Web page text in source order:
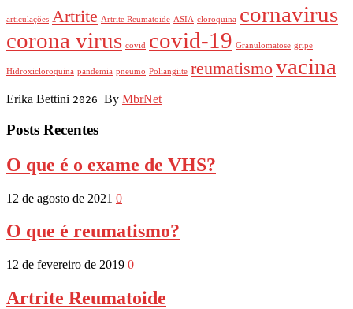
articulações Artrite Artrite Reumatoide ASIA cloroquina cornavirus
corona virus covid covid-19 Granulomatose gripe
Hidroxicloroquina pandemia pneumo Poliangiite reumatismovacina
Erika Bettini 2026 By MbrNet
Posts Recentes
O que é o exame de VHS?
12 de agosto de 2021 0
O que é reumatismo?
12 de fevereiro de 2019 0
Artrite Reumatoide